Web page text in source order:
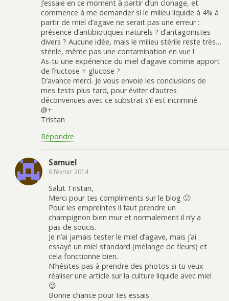
J’essaie en ce moment à partir d’un clonage, et
commence à me demander si le milieu liquide à 4% à
partir de miel d’agave ne serait pas une erreur :
présence d’antibiotiques naturels ? d’antagonistes
divers ? Aucune idée, mais le milieu stérile reste très…
stérile, même pas une contamination en vue !
As-tu une expérience du miel d’agave comme apport
de fructose + glucose ?
D’avance merci. Je vous envoie les conclusions de
mes tests plus tard, pour éviter d’autres
déconvenues avec ce substrat s’il est incriminé.
@+
Tristan
Répondre
Samuel
6 février 2014
Salut Tristan,
Merci pour tes compliments sur le blog 🙂
Pour les empreintes il faut prendre un
champignon bien mur et normalement il n’y a
pas de soucis.
Je n’ai jamais tester le miel d’agave, mais j’ai
essayé un miel standard (mélange de fleurs) et
cela fonctionne bien.
N’hésites pas à prendre des photos si tu veux
réaliser une article sur la culture liquide avec miel
😉
Bonne chance pour tes essais